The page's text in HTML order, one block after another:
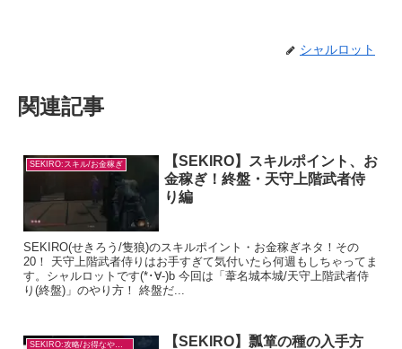
シャルロット
関連記事
SEKIRO:スキル/お金稼ぎ
【SEKIRO】スキルポイント、お
金稼ぎ！終盤・天守上階武者侍
り編
SEKIRO(せきろう/隻狼)のスキルポイント・お金稼ぎネタ！その
20！ 天守上階武者侍りはお手すぎて気付いたら何週もしちゃってま
す。シャルロットです(*･∀-)b 今回は「葦名城本城/天守上階武者侍
り(終盤)」のやり方！ 終盤だ...
SEKIRO:攻略/お得なやり方
【SEKIRO】瓢箪の種の入手方